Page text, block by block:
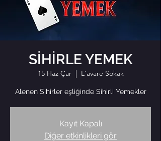
SİHİRLE YEMEK
15 Haz Çar
  |
L'avare Sokak
Alenen Sihirler eşliğinde Sihirli Yemekler
Kayıt Kapalı
Diğer etkinlikleri gör